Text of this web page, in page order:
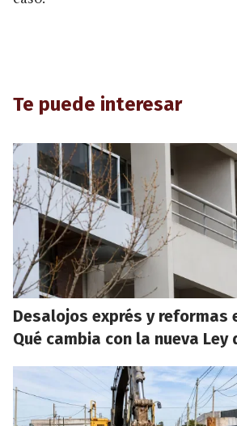
Te puede interesar
Desalojos exprés y reformas
Qué cambia con la nueva Ley